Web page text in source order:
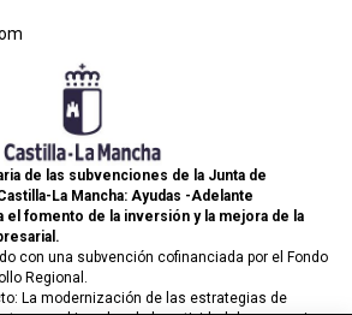
de las subvenciones de la Junta de
La Mancha: Ayudas -Adelante
el fomento de la inversión y la mejora de la
con una subvención cofinanciada por el Fondo
Regional.
La modernización de las estrategias de